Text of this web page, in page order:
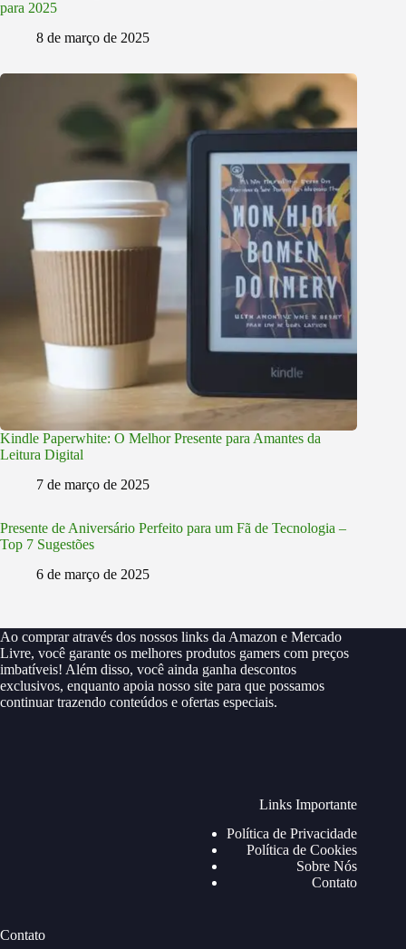
para 2025
8 de março de 2025
Kindle Paperwhite: O Melhor Presente para Amantes da
Leitura Digital
7 de março de 2025
Presente de Aniversário Perfeito para um Fã de Tecnologia –
Top 7 Sugestões
6 de março de 2025
Ao comprar através dos nossos links da Amazon e Mercado
Livre, você garante os melhores produtos gamers com preços
imbatíveis! Além disso, você ainda ganha descontos
exclusivos, enquanto apoia nosso site para que possamos
continuar trazendo conteúdos e ofertas especiais.
Links Importante
Política de Privacidade
Política de Cookies
Sobre Nós
Contato
Contato